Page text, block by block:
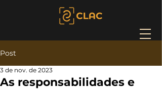
Post
As responsabilidades e
3 de nov. de 2023